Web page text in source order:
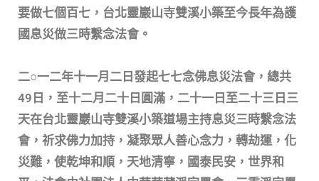
要做七個百七，台北靈巖山寺雙溪小築至今長年為護
國息災做三時繫念法會。
二○一二年十一月二日發起七七念佛息災法會，總共
49日，至十二月二十日圓滿，二十一日至二十三日三
天在台北靈巖山寺雙溪小築道場主持息災三時繫念法
會，祈求佛力加持，凝聚眾人善心念力，轉劫運，化
災難，使乾坤和順，天地清寧，國泰民安，世界和